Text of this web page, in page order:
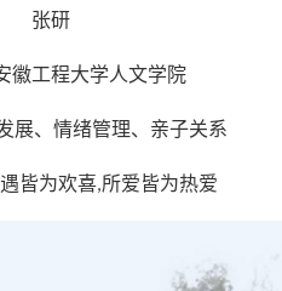
张研
徽工程大学人文学院
展、情绪管理、亲子关系
皆为欢喜,所爱皆为热爱